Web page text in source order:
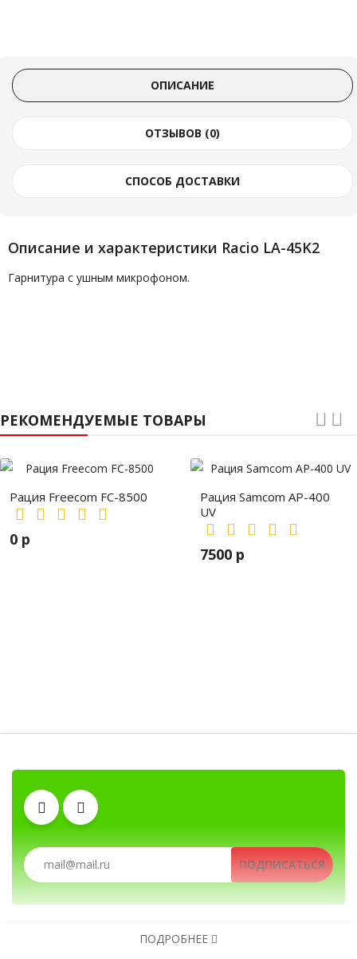
ОПИСАНИЕ
ОТЗЫВОВ (0)
СПОСОБ ДОСТАВКИ
Описание и характеристики Racio LA-45K2
Гарнитура с ушным микрофоном.
РЕКОМЕНДУЕМЫЕ ТОВАРЫ
Рация Freecom FC-8500
0 р
Рация Samcom AP-400
UV
7500 р
Клипсы Антенны
Рации, радиостанции, рации для охоты и
Аккумуляторы
Автомобильные рации, автомобильные
Рации, радиостанции, рации для охоты и рыбалки, портативные рации,
ПОДПИСАТЬСЯ
ПОДРОБНЕЕ